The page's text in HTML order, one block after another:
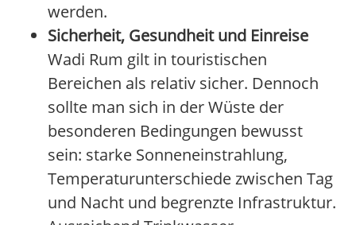
werden.
Sicherheit, Gesundheit und Einreise
Wadi Rum gilt in touristischen
Bereichen als relativ sicher. Dennoch
sollte man sich in der Wüste der
besonderen Bedingungen bewusst
sein: starke Sonneneinstrahlung,
Temperaturunterschiede zwischen Tag
und Nacht und begrenzte Infrastruktur.